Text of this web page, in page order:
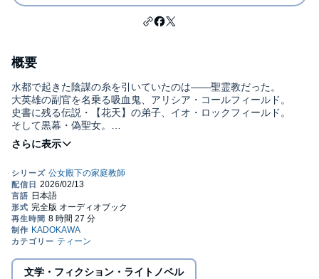
概要
水都で起きた陰謀の糸を引いていたのは――聖霊教だった。
大英雄の副官を名乗る吸血鬼、アリシア・コールフィールド。
史書に残る伝説・【花天】の弟子、イオ・ロックフィールド。
そして黒幕・偽聖女。
アレンはリディヤと数名の仲間だけで、彼女たち聖霊教と戦わな
まさに絶体絶命――
「先生を――」「兄様を――」「「助けに来ましたっ！」」
そこに到着したのは、『七塔要塞』を攻略した教え子たちの救
援。
水都を救うため、友人を助けるため。
文学・フィクション・ライトノベル